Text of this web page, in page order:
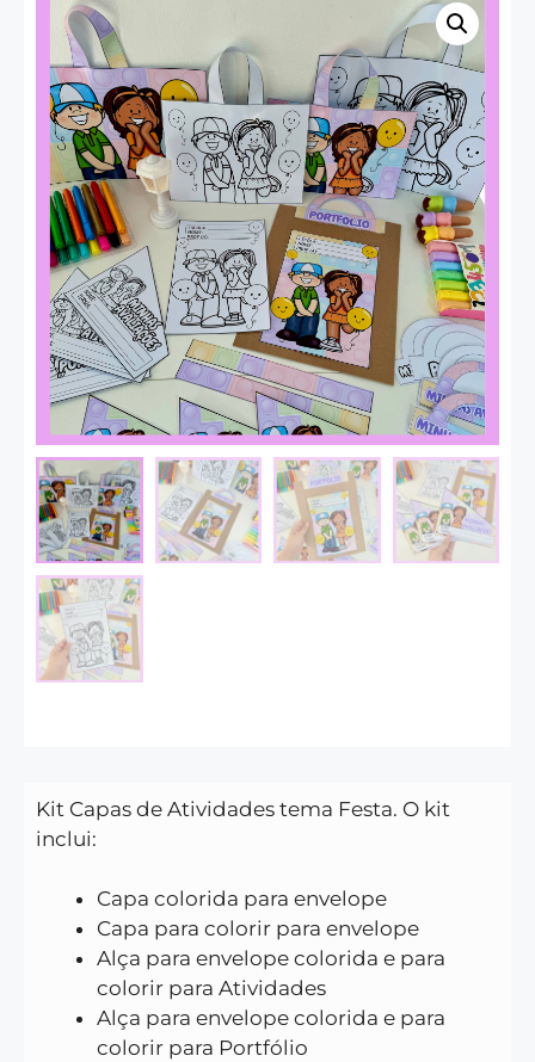
Kit Capas de Atividades tema Festa. O kit
inclui:
Capa colorida para envelope
Capa para colorir para envelope
Alça para envelope colorida e para
colorir para Atividades
Alça para envelope colorida e para
colorir para Portfólio